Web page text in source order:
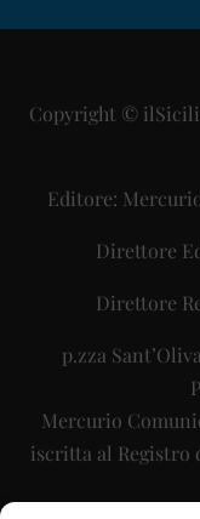
Copyright ©
Editore:
Direttore
Direttore
p.zza
Mercurio
iscritta al Registro